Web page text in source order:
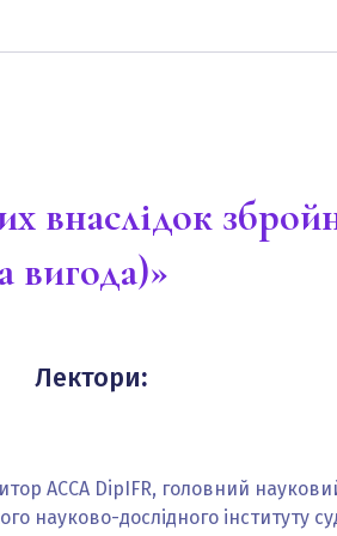
внаслідок
вигода)»
Лектори:
ACCA DipIFR, головний
науково-дослідного інституту